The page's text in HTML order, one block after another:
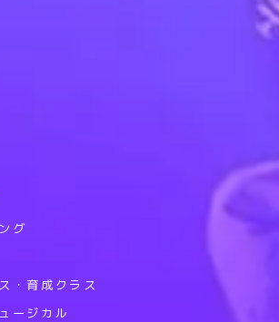
グ
・育成クラス
ージカル